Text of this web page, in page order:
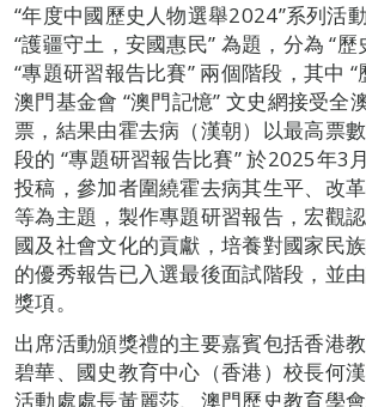
“年度中國歷史人物選舉2024”系列活
“護疆守土，安國惠民” 為題，分為 “歷
“專題研習報告比賽” 兩個階段，其中
澳門基金會 “澳門記憶” 文史網接受全
票，結果由霍去病（漢朝）以最高票
段的 “專題研習報告比賽” 於2025年3
投稿，參加者圍繞霍去病其生平、改
等為主題，製作專題研習報告，宏觀
國及社會文化的貢獻，培養對國家民
的優秀報告已入選最後面試階段，並
獎項。
出席活動頒獎禮的主要嘉賓包括香港
碧華、國史教育中心（香港）校長何
活動處處長黃麗莎、澳門歷史教育學